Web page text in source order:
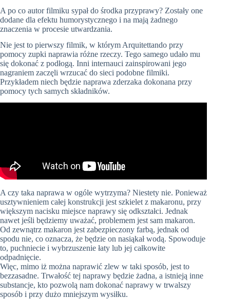
A po co autor filmiku sypał do środka przyprawy? Zostały one
dodane dla efektu humorystycznego i na mają żadnego
znaczenia w procesie utwardzania.
Nie jest to pierwszy filmik, w którym Arquitettando przy
pomocy zupki naprawia różne rzeczy. Tego samego udało mu
się dokonać z podłogą. Inni internauci zainspirowani jego
nagraniem zaczęli wrzucać do sieci podobne filmiki.
Przykładem niech będzie naprawa zderzaka dokonana przy
pomocy tych samych składników.
A czy taka naprawa w ogóle wytrzyma? Niestety nie. Ponieważ
usztywnieniem całej konstrukcji jest szkielet z makaronu, przy
większym nacisku miejsce naprawy się odkształci. Jednak
nawet jeśli będziemy uważać, problemem jest sam makaron.
Od zewnątrz makaron jest zabezpieczony farbą, jednak od
spodu nie, co oznacza, że będzie on nasiąkał wodą. Spowoduje
to, puchniecie i wybrzuszenie łaty lub jej całkowite
odpadnięcie.
Więc, mimo iż można naprawić zlew w taki sposób, jest to
bezzasadne. Trwałość tej naprawy będzie żadna, a istnieją inne
substancje, kto pozwolą nam dokonać naprawy w trwalszy
sposób i przy dużo mniejszym wysiłku.